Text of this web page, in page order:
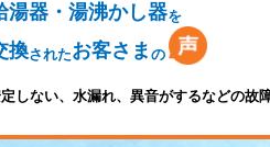
湯器・湯沸かし器を
換されたお客さま の
しない、水漏れ、異音がするなどの故